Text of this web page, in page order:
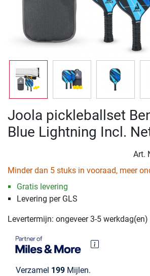
Joola pickleballset
Blue Lightning Incl.
Art.
Minder dan 5 stuks in vooraad, meer
Gratis levering
Levering per GLS
Levertermijn: ongeveer 3-5 werkdag(en)
Verzamel 199 Mijlen.